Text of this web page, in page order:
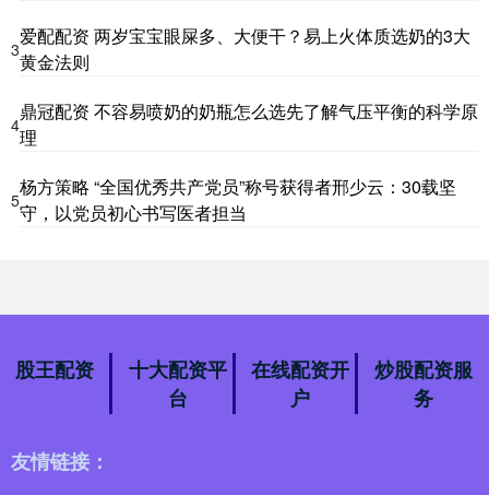
3
爱配配资 两岁宝宝眼屎多、大便干？易上火体质选奶的3大
黄金法则
4
鼎冠配资 不容易喷奶的奶瓶怎么选先了解气压平衡的科学原
理
5
杨方策略 “全国优秀共产党员”称号获得者邢少云：30载坚
守，以党员初心书写医者担当
股王配资
十大配资平
台
在线配资开
户
炒股配资服
务
友情链接：